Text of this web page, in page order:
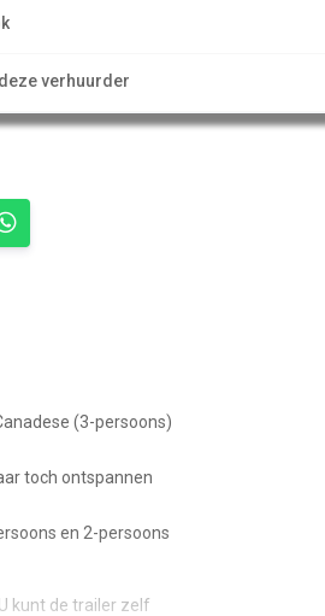
verhuurder
(3-persoons)
toch ontspannen
en 2-persoons
kunt de trailer zelf